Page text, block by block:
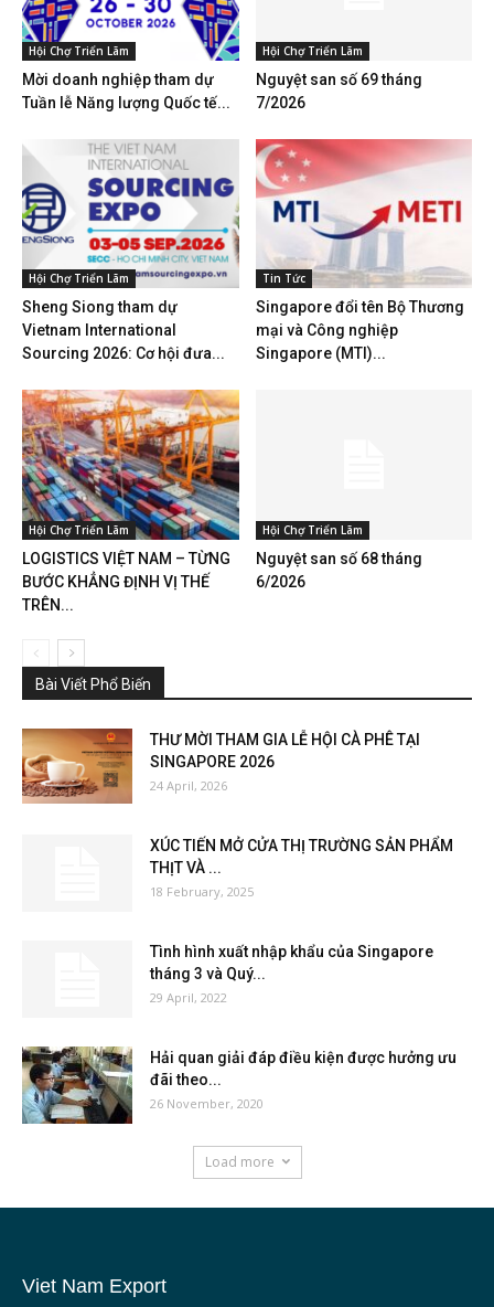
Hội Chợ Triển Lãm
Mời doanh nghiệp tham dự
Tuần lễ Năng lượng Quốc tế...
Hội Chợ Triển Lãm
Nguyệt san số 69 tháng
7/2026
Hội Chợ Triển Lãm
Sheng Siong tham dự
Vietnam International
Sourcing 2026: Cơ hội đưa...
Tin Tức
Singapore đổi tên Bộ Thương
mại và Công nghiệp
Singapore (MTI)...
Hội Chợ Triển Lãm
LOGISTICS VIỆT NAM – TỪNG
BƯỚC KHẲNG ĐỊNH VỊ THẾ
TRÊN...
Hội Chợ Triển Lãm
Nguyệt san số 68 tháng
6/2026
Bài Viết Phổ Biến
THƯ MỜI THAM GIA LỄ HỘI CÀ PHÊ TẠI
SINGAPORE 2026
24 April, 2026
XÚC TIẾN MỞ CỬA THỊ TRƯỜNG SẢN PHẨM
THỊT VÀ ...
18 February, 2025
Tình hình xuất nhập khẩu của Singapore
tháng 3 và Quý...
29 April, 2022
Hải quan giải đáp điều kiện được hưởng ưu
đãi theo...
26 November, 2020
Load more
Viet Nam Export